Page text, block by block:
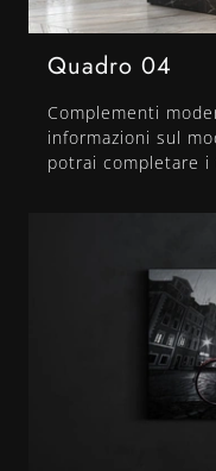
Quadro 04
Complementi
informazioni sul
potrai completare i